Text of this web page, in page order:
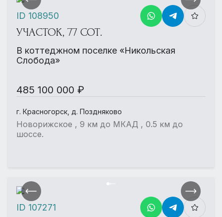
УЧАСТОК, 77 СОТ.
В коттеджном поселке «Никольская
Слобода»
485 100 000 ₽
г. Красногорск, д. Поздняково
Новорижское , 9 км до МКАД , 0.5 км до
шоссе.
ID 108950
ID 107271